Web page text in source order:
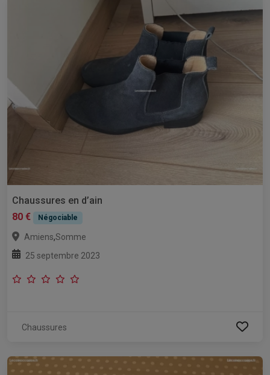
Chaussures en d’ain
80 €
Négociable
Amiens,Somme
25 septembre 2023
Chaussures